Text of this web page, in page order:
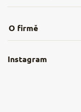
Obchodní podmínky
Nejčastější dotazy
Instagram
O firmě